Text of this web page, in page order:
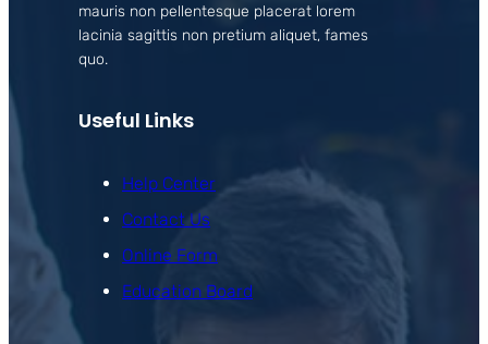
mauris non pellentesque placerat lorem
lacinia sagittis non pretium aliquet, fames
quo.
Useful Links
Help Center
Contact Us
Online Form
Education Board